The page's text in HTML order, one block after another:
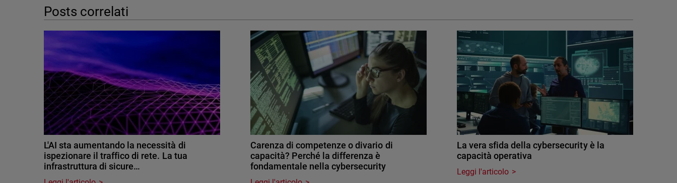
Posts correlati
L'AI sta aumentando la necessità di
ispezionare il traffico di rete. La tua
infrastruttura di sicure…
Carenza di competenze o divario di
capacità? Perché la differenza è
fondamentale nella cybersecurity
La vera sfida della cybersecurity è la
capacità operativa
Leggi l'articolo